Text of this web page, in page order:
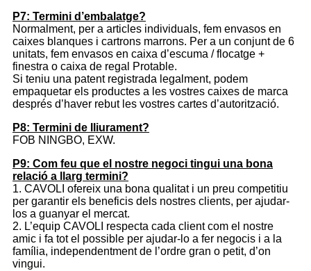
P7: Termini d’embalatge?
Normalment, per a articles individuals, fem envasos en
caixes blanques i cartrons marrons. Per a un conjunt de 6
unitats, fem envasos en caixa d’escuma / flocatge +
finestra o caixa de regal Protable.
Si teniu una patent registrada legalment, podem
empaquetar els productes a les vostres caixes de marca
després d’haver rebut les vostres cartes d’autorització.
P8: Termini de lliurament?
FOB NINGBO, EXW.
P9: Com feu que el nostre negoci tingui una bona
relació a llarg termini?
1. CAVOLI ofereix una bona qualitat i un preu competitiu
per garantir els beneficis dels nostres clients, per ajudar-
los a guanyar el mercat.
2. L’equip CAVOLI respecta cada client com el nostre
amic i fa tot el possible per ajudar-lo a fer negocis i a la
família, independentment de l’ordre gran o petit, d’on
vingui.